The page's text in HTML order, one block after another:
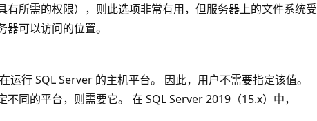
有所需的权限），则此选项非常有用，但服务器上的文件系统受
可以访问的位置。
运行 SQL Server 的主机平台。 因此，用户不需要指定该值。
同的平台，则需要它。 在 SQL Server 2019（15.x）中，